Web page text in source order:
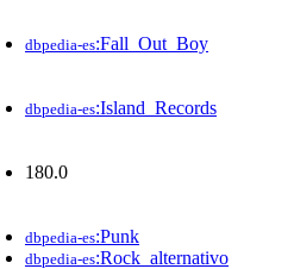
dbpedia-es:Fall_Out_Boy
dbpedia-es:Island_Records
180.0
dbpedia-es:Punk
dbpedia-es:Rock_alternativo